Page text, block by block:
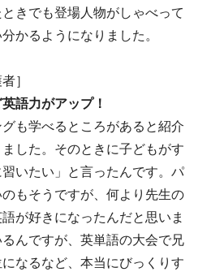
きでも登場人物がしゃべって
かるようになりました。
］
語力がアップ！
も学べるところがあると紹介
した。そのときに子どもがす
いたい」と言ったんです。パ
もそうですが、何より先生の
が好きになったんだと思いま
んですが、英単語の大会で兄
なるなど、本当にびっくりす